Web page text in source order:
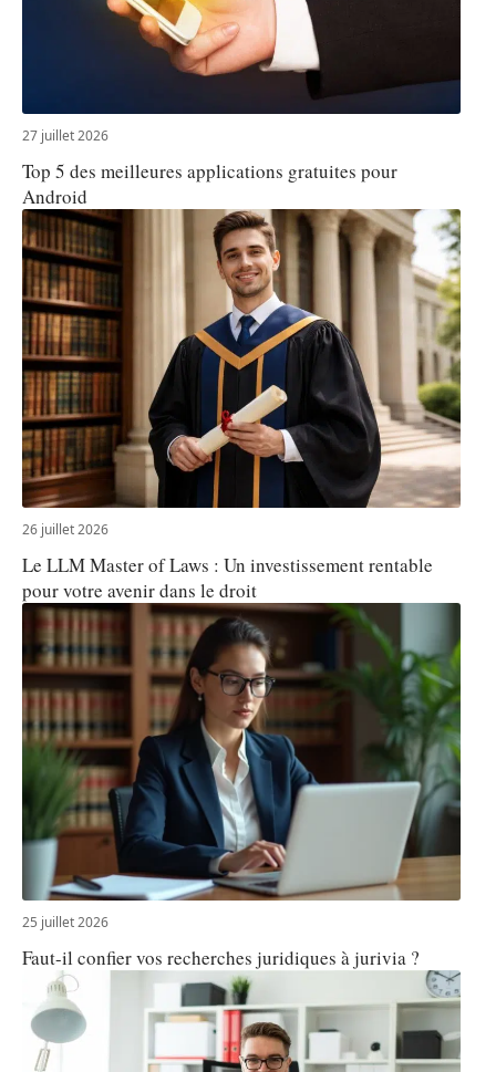
27 juillet 2026
Top 5 des meilleures applications gratuites pour
Android
26 juillet 2026
Le LLM Master of Laws : Un investissement rentable
pour votre avenir dans le droit
25 juillet 2026
Faut-il confier vos recherches juridiques à jurivia ?